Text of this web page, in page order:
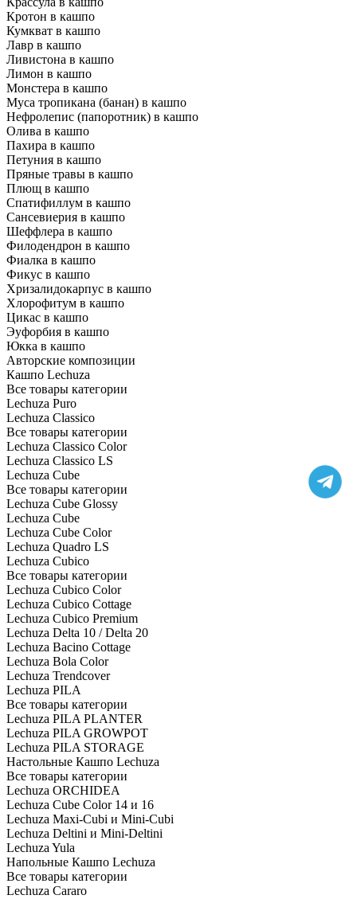
Кротон в кашпо
Кумкват в кашпо
Лавр в кашпо
Ливистона в кашпо
Лимон в кашпо
Монстера в кашпо
Муса тропикана (банан) в кашпо
Нефролепис (папоротник) в кашпо
Олива в кашпо
Пахира в кашпо
Петуния в кашпо
Пряные травы в кашпо
Плющ в кашпо
Спатифиллум в кашпо
Сансевиерия в кашпо
Шеффлера в кашпо
Филодендрон в кашпо
Фиалка в кашпо
Фикус в кашпо
Хризалидокарпус в кашпо
Хлорофитум в кашпо
Цикас в кашпо
Эуфорбия в кашпо
Юкка в кашпо
Авторские композиции
Кашпо Lechuza
Все товары категории
Lechuza Puro
Lechuza Classico
Все товары категории
Lechuza Classico Color
Lechuza Classico LS
Lechuza Cube
Все товары категории
Lechuza Cube Glossy
Lechuza Cube
Lechuza Cube Color
Lechuza Quadro LS
Lechuza Cubico
Все товары категории
Lechuza Cubico Color
Lechuza Cubico Cottage
Lechuza Cubico Premium
Lechuza Delta 10 / Delta 20
Lechuza Bacino Cottage
Lechuza Bola Color
Lechuza Trendcover
Lechuza PILA
Все товары категории
Lechuza PILA PLANTER
Lechuza PILA GROWPOT
Lechuza PILA STORAGE
Настольные Кашпо Lechuza
Все товары категории
Lechuza ORCHIDEA
Lechuza Cube Color 14 и 16
Lechuza Maxi-Cubi и Mini-Cubi
Lechuza Deltini и Mini-Deltini
Lechuza Yula
Напольные Кашпо Lechuza
Все товары категории
Lechuza Cararo